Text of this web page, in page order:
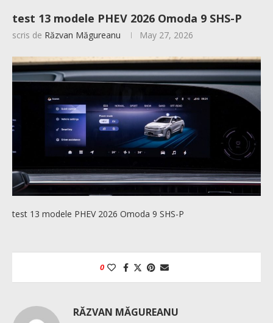
test 13 modele PHEV 2026 Omoda 9 SHS-P
scris de Răzvan Măgureanu May 27, 2026
test 13 modele PHEV 2026 Omoda 9 SHS-P
0
RĂZVAN MĂGUREANU